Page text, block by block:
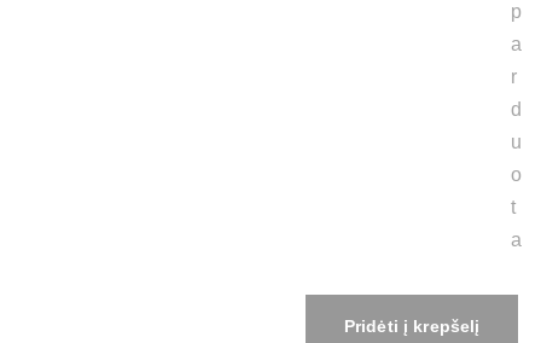
p
a
r
d
u
o
t
a
Pridėti į krepšelį